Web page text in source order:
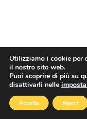
Utilizziamo i cookie per
il nostro sito web.
Puoi scoprire di più su
disattivarli nelle
Accetta Reject